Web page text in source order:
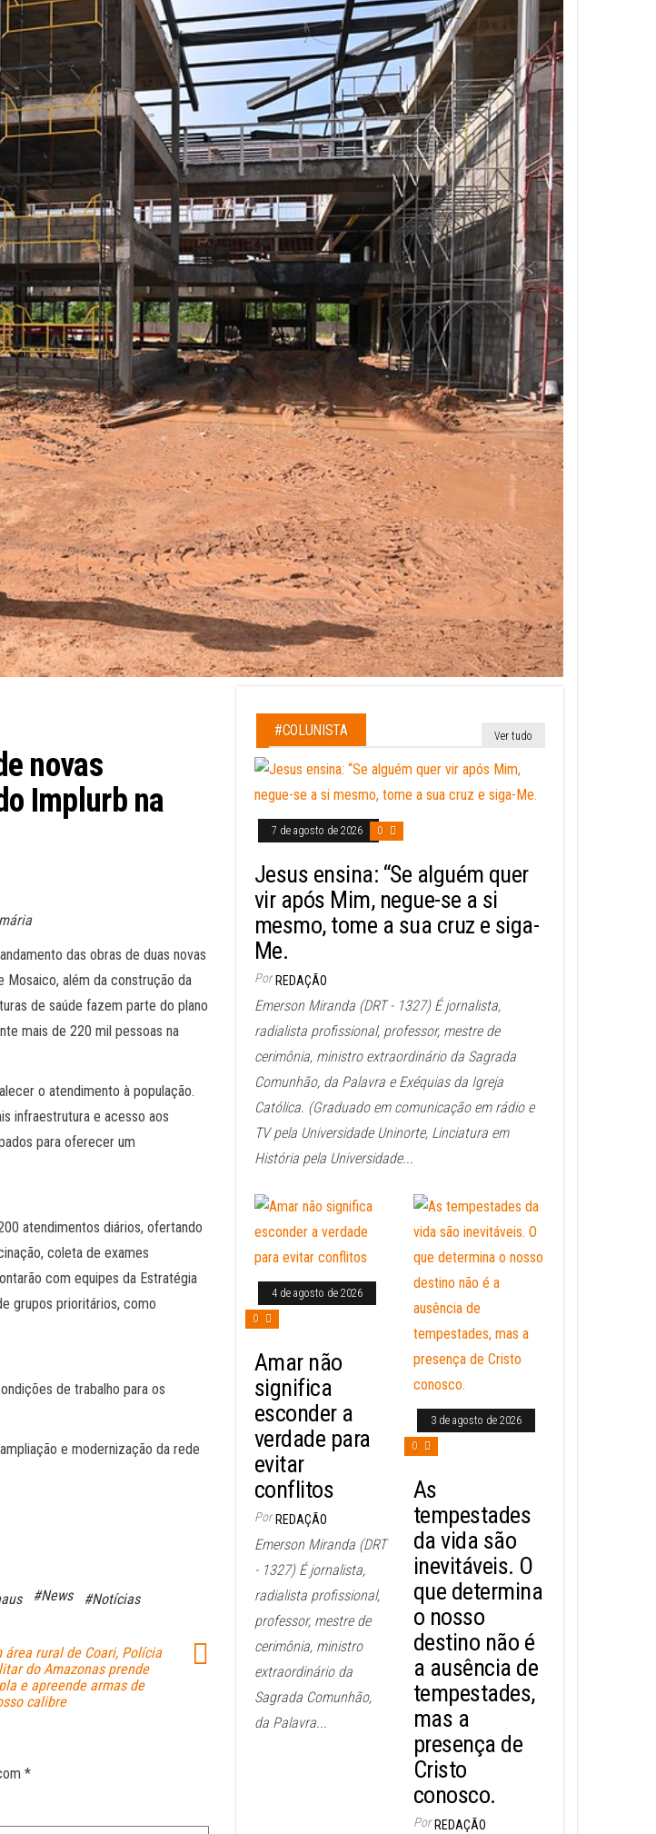
novas
Implurb na
das obras de duas novas
Mosaico, além da construção da
de saúde fazem parte do plano
mais de 220 mil pessoas na
o atendimento à população.
infraestrutura e acesso aos
para oferecer um
atendimentos diários, ofertando
coleta de exames
com equipes da Estratégia
grupos prioritários, como
de trabalho para os
e modernização da rede
#News #Notícias
área rural de Coari, Polícia
do Amazonas prende
e apreende armas de
calibre
*
#COLUNISTA Ver tudo
7 de agosto de 2026 0
Jesus ensina: “Se alguém quer
vir após Mim, negue-se a si
mesmo, tome a sua cruz e siga-
Me.
Por REDAÇÃO
Emerson Miranda (DRT - 1327) É jornalista,
radialista profissional, professor, mestre de
cerimônia, ministro extraordinário da Sagrada
Comunhão, da Palavra e Exéquias da Igreja
Católica. (Graduado em comunicação em rádio e
TV pela Universidade Uninorte, Linciatura em
História pela Universidade...
4 de agosto de 2026
0
Amar não
significa
esconder a
verdade para
evitar
conflitos
Por REDAÇÃO
Emerson Miranda (DRT
- 1327) É jornalista,
radialista profissional,
professor, mestre de
cerimônia, ministro
extraordinário da
Sagrada Comunhão,
da Palavra...
3 de agosto de 2026
0
As
tempestades
da vida são
inevitáveis. O
que determina
o nosso
destino não é
a ausência de
tempestades,
mas a
presença de
Cristo
conosco.
Por REDAÇÃO